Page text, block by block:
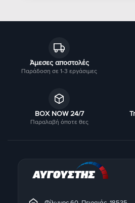
Άμεσες αποστολές
Παράδοση σε 1-3 εργάσιμες
BOX NOW 24/7
Παραλαβή όποτε θες